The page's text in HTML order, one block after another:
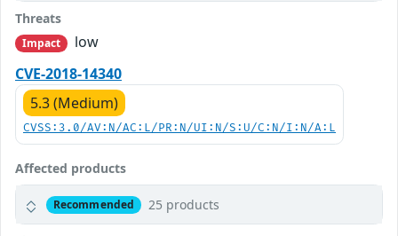
Threats
Impact
low
CVE-2018-14340
5.3 (Medium)
CVSS:3.0/AV:N/AC:L/PR:N/UI:N/S:U/C:N/I:N/A:L
Affected products
Recommended 25 products